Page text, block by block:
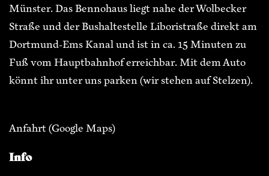
Münster. Das Bennohaus liegt nahe der Wolbecker
Straße und der Bushaltestelle Liboristraße direkt am
Dortmund-Ems Kanal und ist in ca. 15 Minuten zu
Fuß vom Hauptbahnhof erreichbar. Mit dem Auto
könnt ihr unter uns parken (wir stehen auf Stelzen).
Anfahrt(Google Maps)
Info